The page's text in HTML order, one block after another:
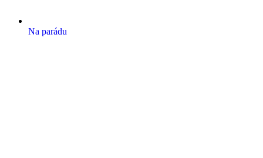
Na parádu